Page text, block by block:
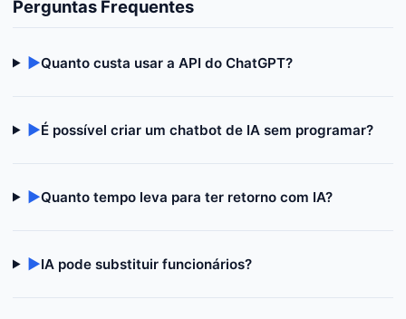
Perguntas Frequentes
▶Quanto custa usar a API do ChatGPT?
▶É possível criar um chatbot de IA sem programar?
▶Quanto tempo leva para ter retorno com IA?
▶IA pode substituir funcionários?